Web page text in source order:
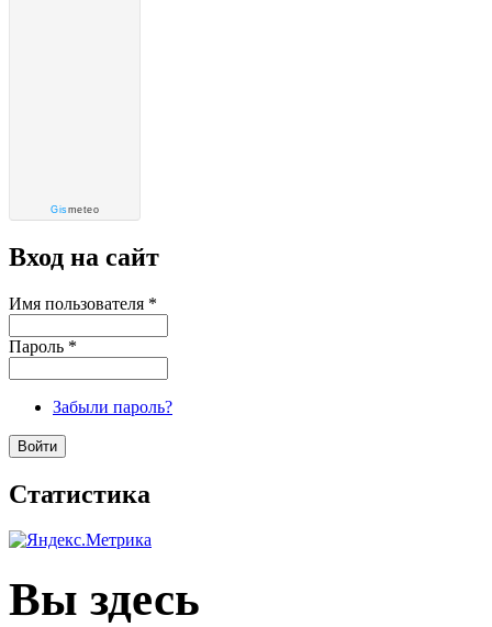
Gismeteo
Вход на сайт
Имя пользователя *
Пароль *
Забыли пароль?
Статистика
Вы здесь